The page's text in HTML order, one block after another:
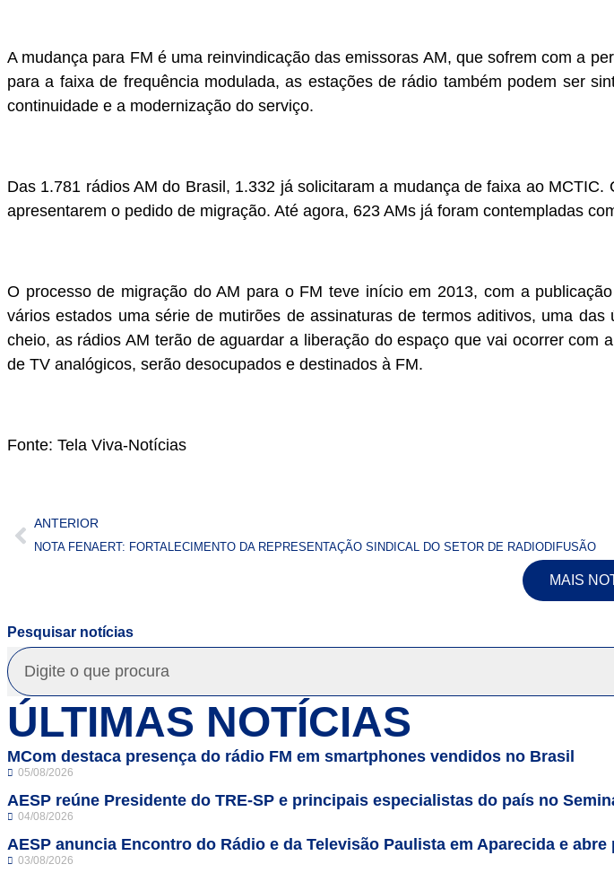
A mudança para FM é uma reinvindicação das emissoras AM, que sofrem com a
para a faixa de frequência modulada, as estações de rádio também podem ser
continuidade e a modernização do serviço.
Das 1.781 rádios AM do Brasil, 1.332 já solicitaram a mudança de faixa ao
apresentarem o pedido de migração. Até agora, 623 AMs já foram contempladas
O processo de migração do AM para o FM teve início em 2013, com a
vários estados uma série de mutirões de assinaturas de termos aditivos, uma
cheio, as rádios AM terão de aguardar a liberação do espaço que vai ocorrer
de TV analógicos, serão desocupados e destinados à FM.
Fonte: Tela Viva-Notícias
ANTERIOR
NOTA FENAERT: FORTALECIMENTO DA REPRESENTAÇÃO SINDICAL DO SETOR DE RADIODIFUSÃO
MAIS
Pesquisar notícias
ÚLTIMAS NOTÍCIAS
MCom destaca presença do rádio FM em smartphones vendidos no Brasil
05/08/2026
AESP reúne Presidente do TRE-SP e principais especialistas do país no
04/08/2026
AESP anuncia Encontro do Rádio e da Televisão Paulista em Aparecida e
03/08/2026